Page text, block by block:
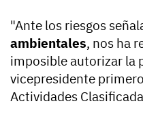
"Ante los riesgos
ambientales, nos ha
imposible autorizar la
vicepresidente
Actividades